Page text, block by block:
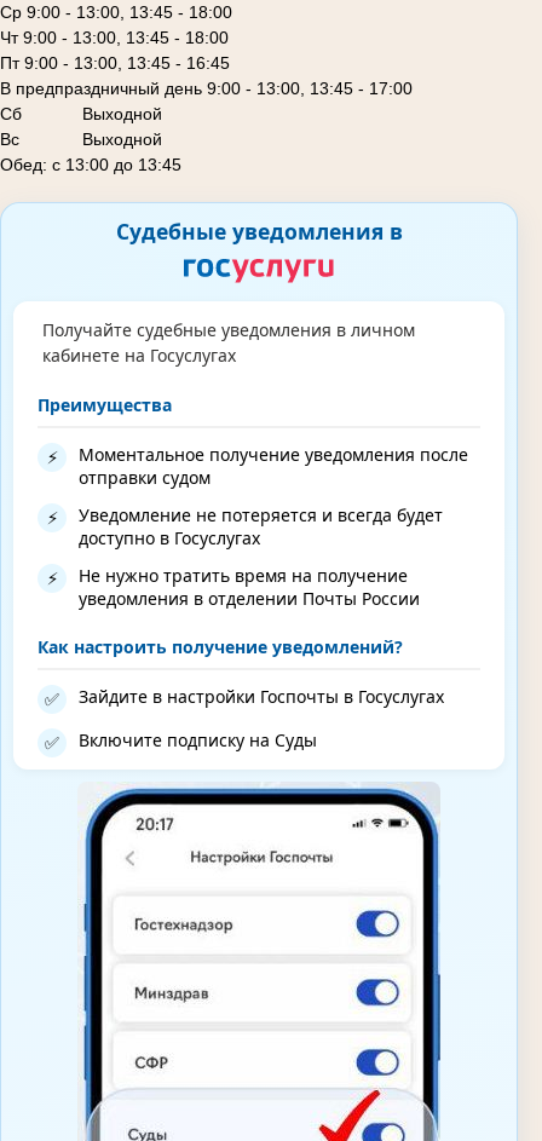
Ср 9:00 - 13:00, 13:45 - 18:00
Чт 9:00 - 13:00, 13:45 - 18:00
Пт 9:00 - 13:00, 13:45 - 16:45
В предпраздничный день 9:00 - 13:00, 13:45 - 17:00
Сб
Выходной
Вс Выходной
Обед: с 13:00 до 13:45
Судебные уведомления в
Получайте судебные уведомления в личном
кабинете на Госуслугах
Преимущества
⚡
Моментальное получение уведомления после
отправки судом
⚡
Уведомление не потеряется и всегда будет
доступно в Госуслугах
⚡
Не нужно тратить время на получение
уведомления в отделении Почты России
Как настроить получение уведомлений?
✅ Зайдите в настройки Госпочты в Госуслугах
✅ Включите подписку на Суды